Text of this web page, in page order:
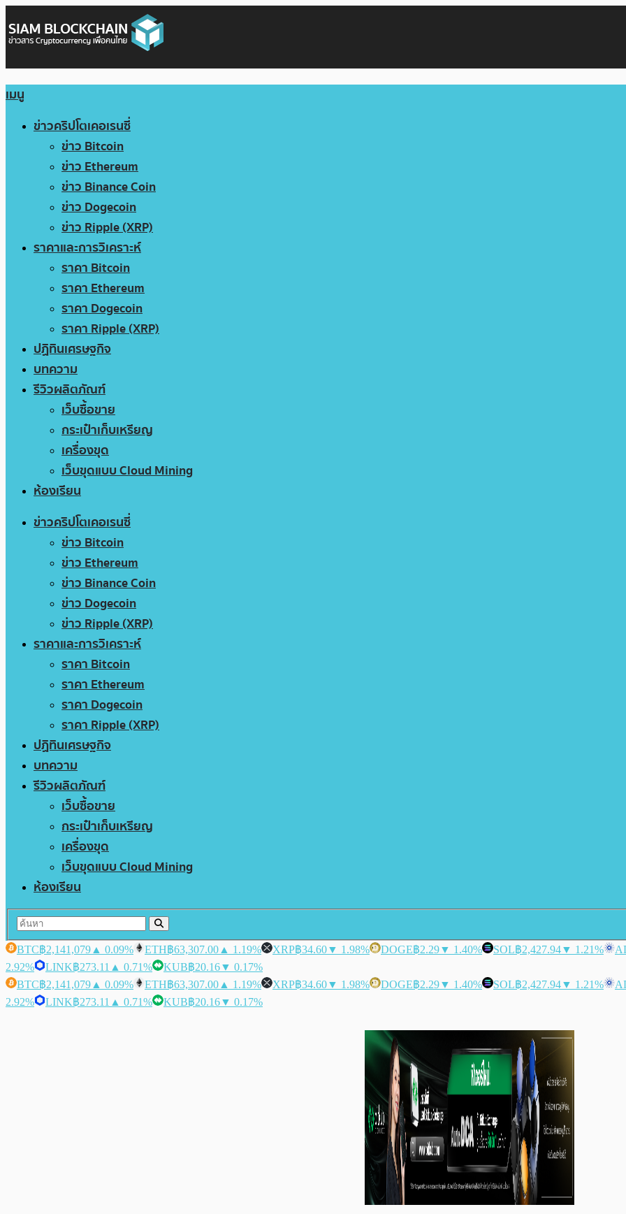
เมนู
ข่าวคริปโตเคอเรนซี่
ข่าว Bitcoin
ข่าว Ethereum
ข่าว Binance Coin
ข่าว Dogecoin
ข่าว Ripple (XRP)
ราคาและการวิเคราะห์
ราคา Bitcoin
ราคา Ethereum
ราคา Dogecoin
ราคา Ripple (XRP)
ปฏิทินเศรษฐกิจ
บทความ
รีวิวผลิตภัณฑ์
เว็บซื้อขาย
กระเป๋าเก็บเหรียญ
เครื่องขุด
เว็บขุดแบบ Cloud Mining
ห้องเรียน
ข่าวคริปโตเคอเรนซี่
ข่าว Bitcoin
ข่าว Ethereum
ข่าว Binance Coin
ข่าว Dogecoin
ข่าว Ripple (XRP)
ราคาและการวิเคราะห์
ราคา Bitcoin
ราคา Ethereum
ราคา Dogecoin
ราคา Ripple (XRP)
ปฏิทินเศรษฐกิจ
บทความ
รีวิวผลิตภัณฑ์
เว็บซื้อขาย
กระเป๋าเก็บเหรียญ
เครื่องขุด
เว็บขุดแบบ Cloud Mining
ห้องเรียน
BTC฿2,141,079 ▲ 0.09% ETH฿63,307.00 ▲ 1.19% XRP฿34.60▼ 1.98% DOGE฿2.29▼ 1.40% SOL฿2,427.94▼ 1.21%
2.92%
LINK฿273.11 ▲ 0.71% KUB฿20.16▼ 0.17%
BTC฿2,141,079 ▲ 0.09% ETH฿63,307.00 ▲ 1.19% XRP฿34.60▼ 1.98% DOGE฿2.29▼ 1.40% SOL฿2,427.94▼ 1.21%
2.92%
LINK฿273.11 ▲ 0.71% KUB฿20.16▼ 0.17%